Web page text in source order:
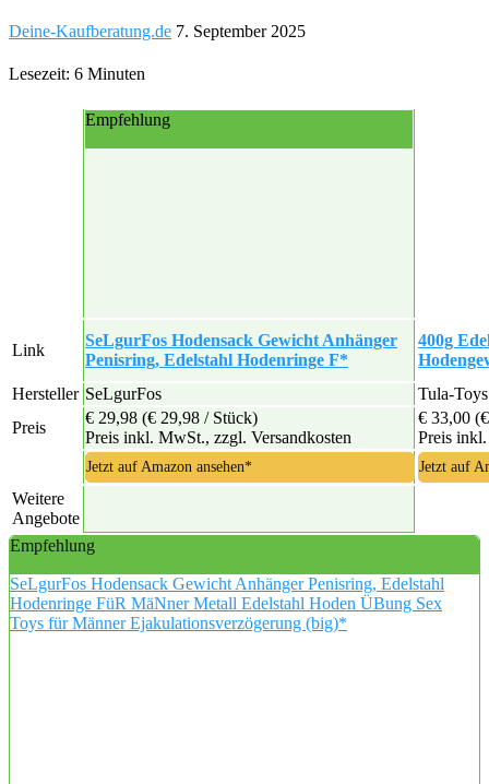
Deine-Kaufberatung.de 7. September 2025
Lesezeit: 6 Minuten
Empfehlung
Link
SeLgurFos Hodensack Gewicht Anhänger
Penisring, Edelstahl Hodenringe F*
400g
Hersteller SeLgurFos
Tula-Toys
Preis
€ 29,98 (€ 29,98 / Stück)
Preis inkl. MwSt., zzgl. Versandkosten
€ 33,00
Preis
Jetzt auf Amazon ansehen* Jetzt auf
Weitere
Angebote
Empfehlung
SeLgurFos Hodensack Gewicht Anhänger Penisring, Edelstahl
Hodenringe FüR MäNner Metall Edelstahl Hoden ÜBung Sex
Toys für Männer Ejakulationsverzögerung (big)*